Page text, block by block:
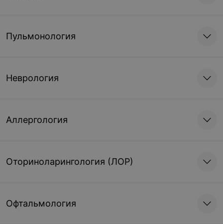
Пульмонология
Неврология
Аллергология
Оториноларингология (ЛОР)
Офтальмология